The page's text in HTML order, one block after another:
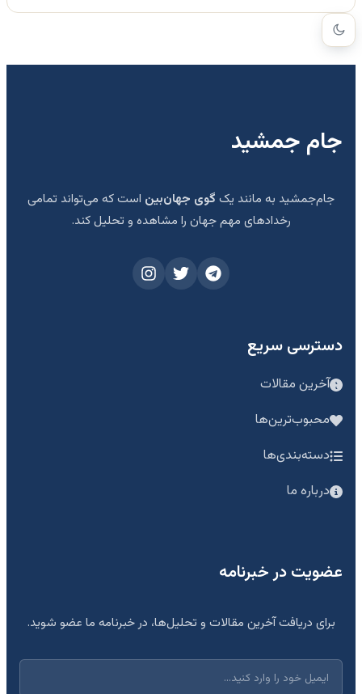
جام جمشید
جام‌جمشید به مانند یک گوی جهان‌بین است که می‌تواند تمامی
رخدادهای مهم جهان را مشاهده و تحلیل کند.
دسترسی سریع
آخرین مقالات
محبوب‌ترین‌ها
دسته‌بندی‌ها
درباره ما
عضویت در خبرنامه
برای دریافت آخرین مقالات و تحلیل‌ها، در خبرنامه ما عضو شوید.